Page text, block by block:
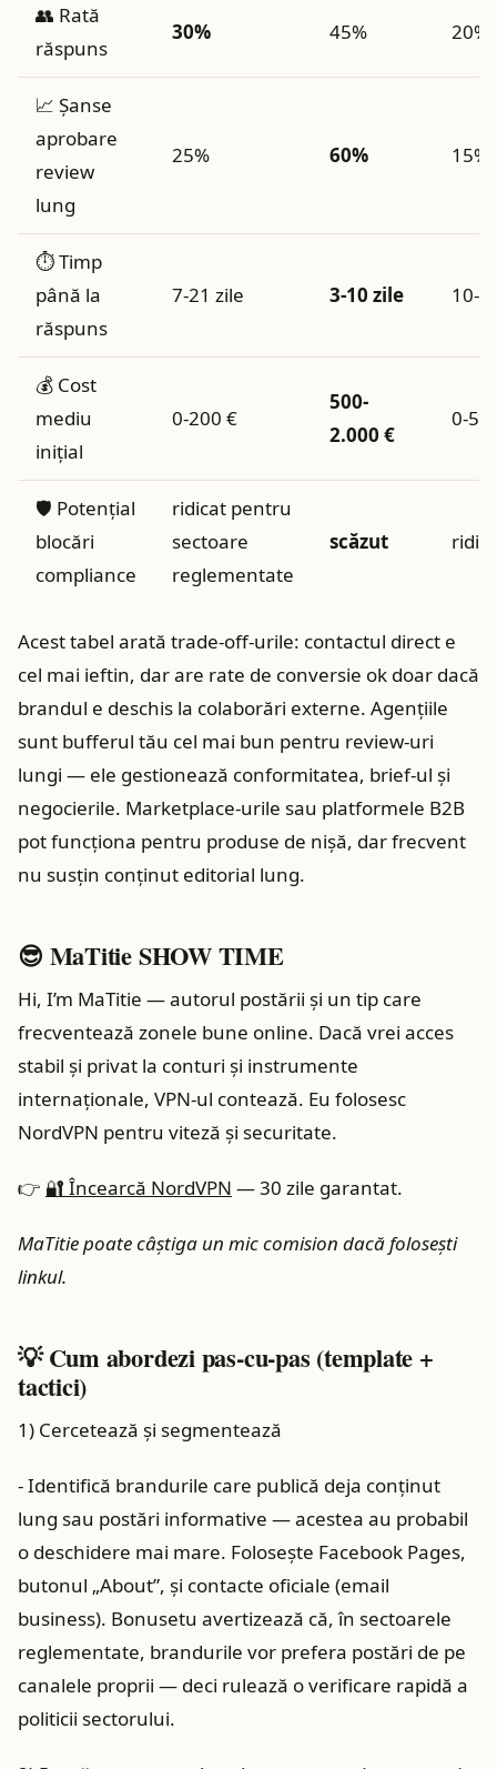
👥 Rată
răspuns
30% 45% 20%
📈 Șanse
aprobare
review
lung
25% 60% 15%
⏱️ Timp
până la
răspuns
7-21 zile 3-10 zile 10-
💰 Cost
mediu
inițial
0-200 €
500-
2.000 €
0-
🛡️ Potențial
blocări
compliance
ridicat pentru
sectoare
reglementate
scăzut
Acest tabel arată trade-off-urile: contactul direct e
cel mai ieftin, dar are rate de conversie ok doar dacă
brandul e deschis la colaborări externe. Agențiile
sunt bufferul tău cel mai bun pentru review-uri
lungi — ele gestionează conformitatea, brief-ul și
negocierile. Marketplace-urile sau platformele B2B
pot funcționa pentru produse de nișă, dar frecvent
nu susțin conținut editorial lung.
😎 MaTitie SHOW TIME
Hi, I’m MaTitie — autorul postării și un tip care
frecventează zonele bune online. Dacă vrei acces
stabil și privat la conturi și instrumente
internaționale, VPN-ul contează. Eu folosesc
NordVPN pentru viteză și securitate.
👉 🔐 Încearcă NordVPN — 30 zile garantat.
MaTitie poate câștiga un mic comision dacă folosești
linkul.
💡 Cum abordezi pas-cu-pas (template +
tactici)
1) Cercetează și segmentează
- Identifică brandurile care publică deja conținut
lung sau postări informative — acestea au probabil
o deschidere mai mare. Folosește Facebook Pages,
butonul „About”, și contacte oficiale (email
business). Bonusetu avertizează că, în sectoarele
reglementate, brandurile vor prefera postări de pe
canalele proprii — deci rulează o verificare rapidă a
politicii sectorului.